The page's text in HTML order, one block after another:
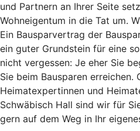
und Partnern an Ihrer Seite
Wohneigentum in die Tat um.
Ein Bausparvertrag der
ein guter Grundstein für eine
nicht vergessen: Je eher Sie
Sie beim Bausparen erreichen.
Heimatexpertinnen und
Schwäbisch Hall sind wir für
gern auf dem Weg in Ihr